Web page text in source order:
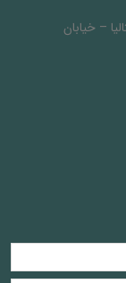
– خيابان